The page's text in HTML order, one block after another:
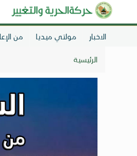
الاخبار مولتي ميديا من
الرئيسية